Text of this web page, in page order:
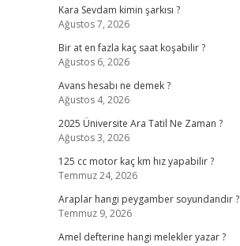
Kara Sevdam kimin şarkısı ?
Ağustos 7, 2026
Bir at en fazla kaç saat koşabilir ?
Ağustos 6, 2026
Avans hesabı ne demek ?
Ağustos 4, 2026
2025 Üniversite Ara Tatil Ne Zaman ?
Ağustos 3, 2026
125 cc motor kaç km hız yapabilir ?
Temmuz 24, 2026
Araplar hangi peygamber soyundandır ?
Temmuz 9, 2026
Amel defterine hangi melekler yazar ?